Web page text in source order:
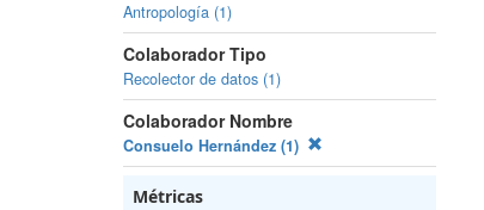
Antropología (1)
Colaborador Tipo
Recolector de datos (1)
Colaborador Nombre
Consuelo Hernández (1)
Métricas